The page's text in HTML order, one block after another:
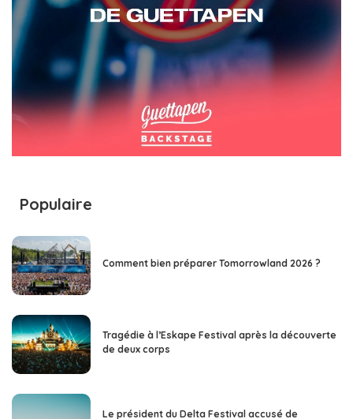
Populaire
Comment bien préparer Tomorrowland 2026 ?
Tragédie à l’Eskape Festival après la découverte
de deux corps
Le président du Delta Festival accusé de